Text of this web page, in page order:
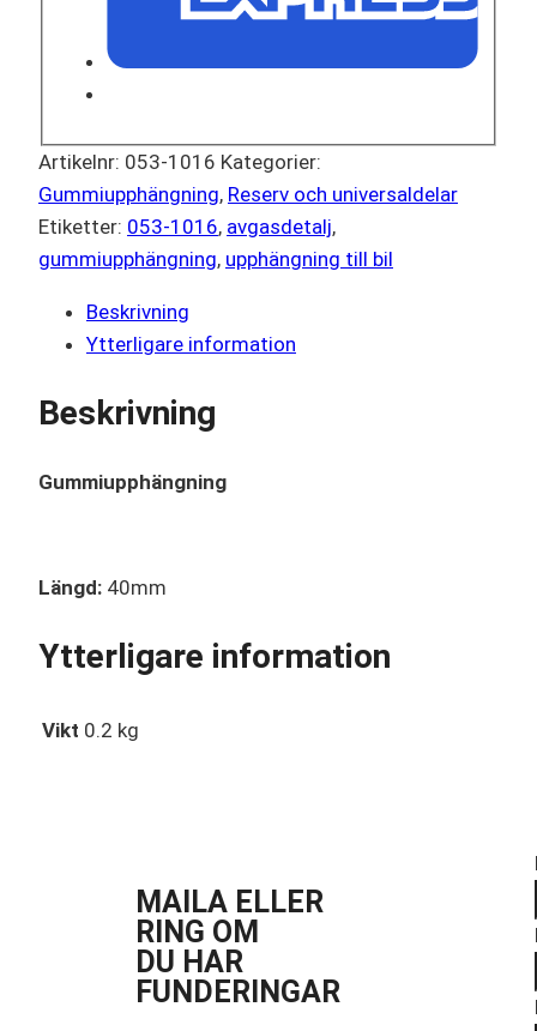
Artikelnr: 053-1016 Kategorier:
Gummiupphängning, Reserv och universaldelar
Etiketter: 053-1016, avgasdetalj,
gummiupphängning, upphängning till bil
Beskrivning
Ytterligare information
Beskrivning
Gummiupphängning
Längd: 40mm
Ytterligare information
Vikt 0.2 kg
MAILA ELLER
RING OM
DU HAR
FUNDERINGAR